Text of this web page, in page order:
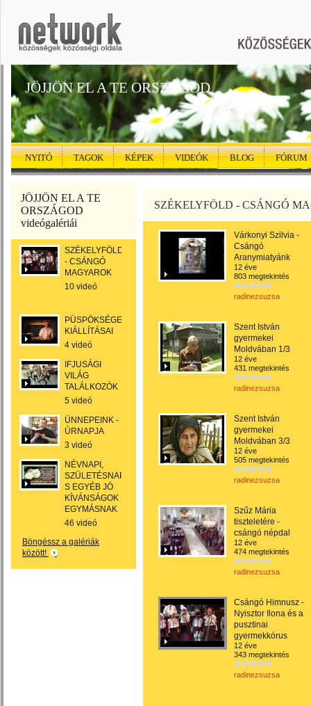
JÖJJÖN EL A TE ORSZÁGOD
NYITÓ TAGOK KÉPEK VIDEÓK BLOG FÓRUM
JÖJJÖN EL A TE
ORSZÁGOD
videógalériái
SZÉKELYFÖLD
- CSÁNGÓ
MAGYAROK
10 videó
PÜSPÖKSÉGEINK
KIÁLLÍTÁSAI
4 videó
IFJUSÁGI
VILÁG
TALÁLKOZÓK
5 videó
ÜNNEPEINK -
ÚRNAPJA
3 videó
NÉVNAPI,
SZÜLETÉSNAPI,
S EGYÉB JÓ
KÍVÁNSÁGOK
EGYMÁSNAK
46 videó
Böngéssz a galériák
között!
SZÉKELYFÖLD - CSÁNGÓ
Várkonyi Szilvia -
Csángó
Aranymiatyánk
12 éve
803 megtekintés
radinezsuzsa
Szent István
gyermekei
Moldvában 1/3
12 éve
431 megtekintés
radinezsuzsa
Szent István
gyermekei
Moldvában 3/3
12 éve
505 megtekintés
radinezsuzsa
Szűz Mária
tiszteletére -
csángó népdal
12 éve
474 megtekintés
radinezsuzsa
Csángó Himnusz -
Nyisztor Ilona és a
pusztinai
gyermekkórus
12 éve
343 megtekintés
radinezsuzsa